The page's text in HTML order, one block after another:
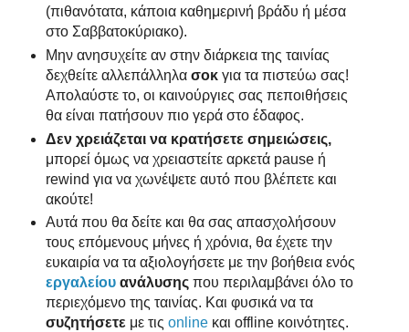
(πιθανότατα, κάποια καθημερινή βράδυ ή μέσα
στο Σαββατοκύριακο).
Μην ανησυχείτε αν στην διάρκεια της ταινίας
δεχθείτε αλλεπάλληλα σοκγια τα πιστεύω σας!
Απολαύστε το, οι καινούργιες σας πεποιθήσεις
θα είναι πατήσουν πιο γερά στο έδαφος.
Δεν χρειάζεται να κρατήσετε σημειώσεις,
μπορεί όμως να χρειαστείτε αρκετά pause ή
rewind για να χωνέψετε αυτό που βλέπετε και
ακούτε!
Αυτά που θα δείτε και θα σας απασχολήσουν
τους επόμενους μήνες ή χρόνια, θα έχετε την
ευκαιρία να τα αξιολογήσετε με την βοήθεια ενός
εργαλείουανάλυσης που περιλαμβάνει όλο το
περιεχόμενο της ταινίας. Και φυσικά να τα
συζητήσετε με τις onlineκαι offline κοινότητες.